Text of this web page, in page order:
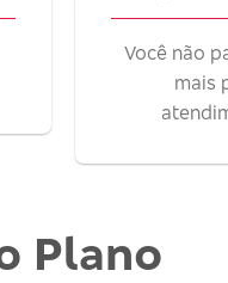
Você não
mais
Plano